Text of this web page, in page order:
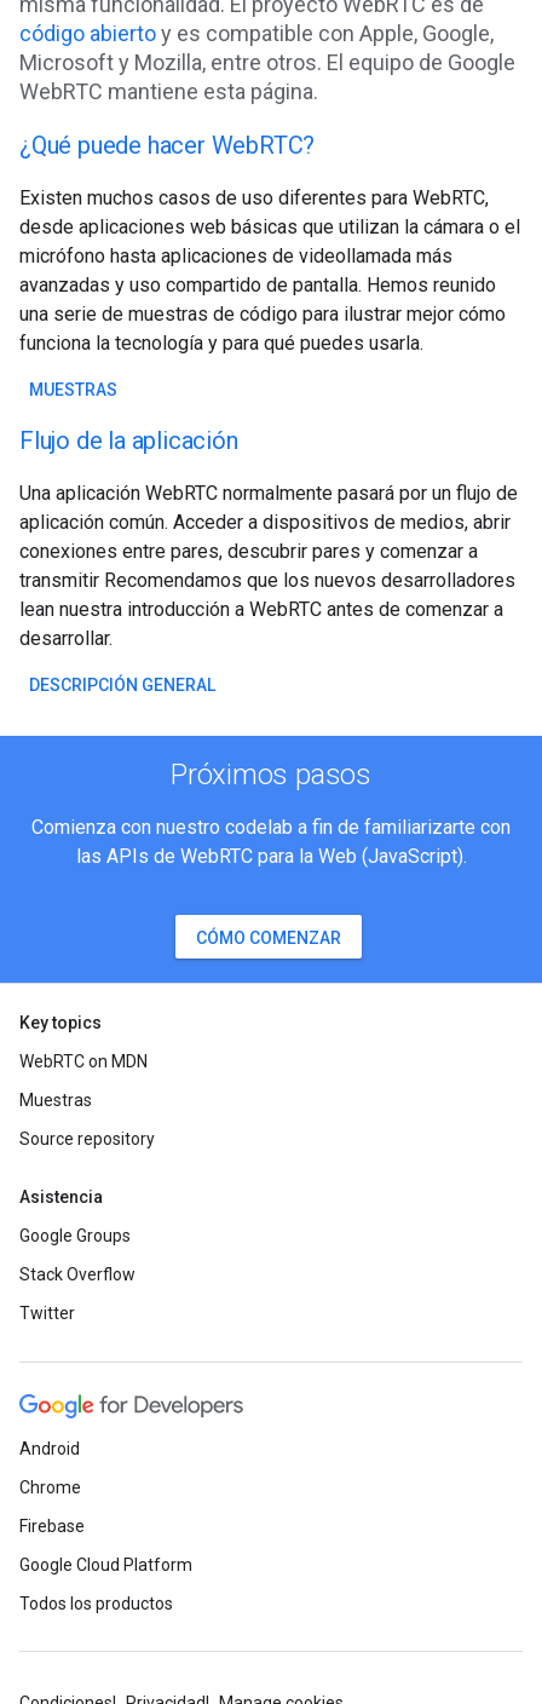
código abiertoy es compatible con Apple, Google,
Microsoft y Mozilla, entre otros. El equipo de Google
WebRTC mantiene esta página.
¿Qué puede hacer WebRTC?
Existen muchos casos de uso diferentes para WebRTC,
desde aplicaciones web básicas que utilizan la cámara o el
micrófono hasta aplicaciones de videollamada más
avanzadas y uso compartido de pantalla. Hemos reunido
una serie de muestras de código para ilustrar mejor cómo
funciona la tecnología y para qué puedes usarla.
MUESTRAS
Flujo de la aplicación
Una aplicación WebRTC normalmente pasará por un flujo de
aplicación común. Acceder a dispositivos de medios, abrir
conexiones entre pares, descubrir pares y comenzar a
transmitir Recomendamos que los nuevos desarrolladores
lean nuestra introducción a WebRTC antes de comenzar a
desarrollar.
DESCRIPCIÓN GENERAL
Próximos pasos
Comienza con nuestro codelab a fin de familiarizarte con
las APIs de WebRTC para la Web (JavaScript).
CÓMO COMENZAR
Key topics
WebRTC on MDN
Muestras
Source repository
Asistencia
Google Groups
Stack Overflow
Twitter
Android
Chrome
Firebase
Google Cloud Platform
Todos los productos